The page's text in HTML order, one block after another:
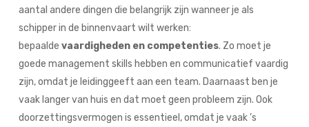
aantal andere dingen die belangrijk zijn wanneer je als
schipper in de binnenvaart wilt werken:
bepaalde vaardigheden en competenties. Zo moet je
goede management skills hebben en communicatief vaardig
zijn, omdat je leidinggeeft aan een team. Daarnaast ben je
vaak langer van huis en dat moet geen probleem zijn. Ook
doorzettingsvermogen is essentieel, omdat je vaak ’s